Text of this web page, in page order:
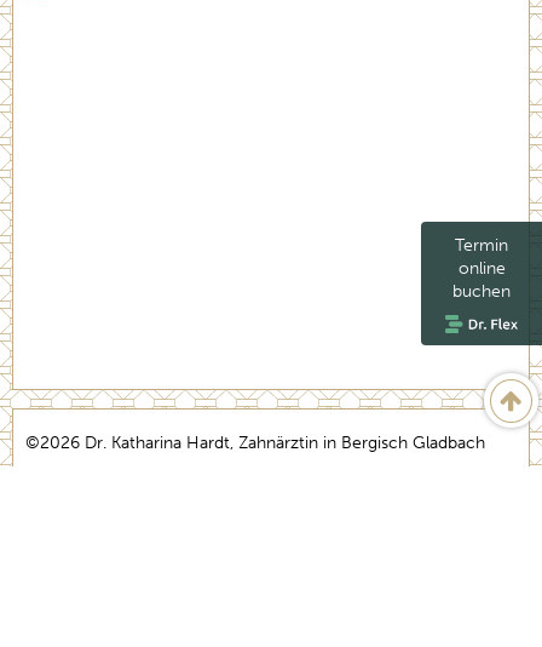
©2026 Dr. Katharina Hardt, Zahnärztin in Bergisch Gladbach
Termin
online
buchen